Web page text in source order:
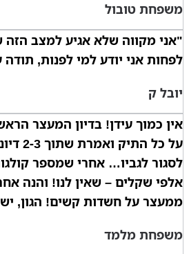
משפחת טובול
"אני מקווה שלא אגיע למצב
לפחות אני יודע למי לפנות, תודה
יובל ק
אין כמוך עידן! בדיון המעצר
על כל
לסגור לגביו… אחרי שמספר
אלפי שקלים – שאין לנו! והנה
ממעצר על חשדות קשים! הגון,
משפחת מלמד